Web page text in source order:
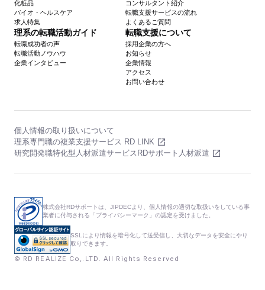
化粧品
バイオ・ヘルスケア
求人特集
コンサルタント紹介
転職支援サービスの流れ
よくあるご質問
理系の転職活動ガイド
転職成功者の声
転職活動ノウハウ
企業インタビュー
転職支援について
採用企業の方へ
お知らせ
企業情報
アクセス
お問い合わせ
個人情報の取り扱いについて
理系専門職の複業支援サービス RD LINK
研究開発職特化型人材派遣サービスRDサポート人材派遣
株式会社RDサポートは、JIPDECより、個人情報の適切な取扱いをしている事
業者に付与される「プライバシーマーク」の認定を受けました。
SSLにより情報を暗号化して送受信し、大切なデータを安全にやり
取りできます。
© RD REALIZE Co,.LTD. All Rights Reserved